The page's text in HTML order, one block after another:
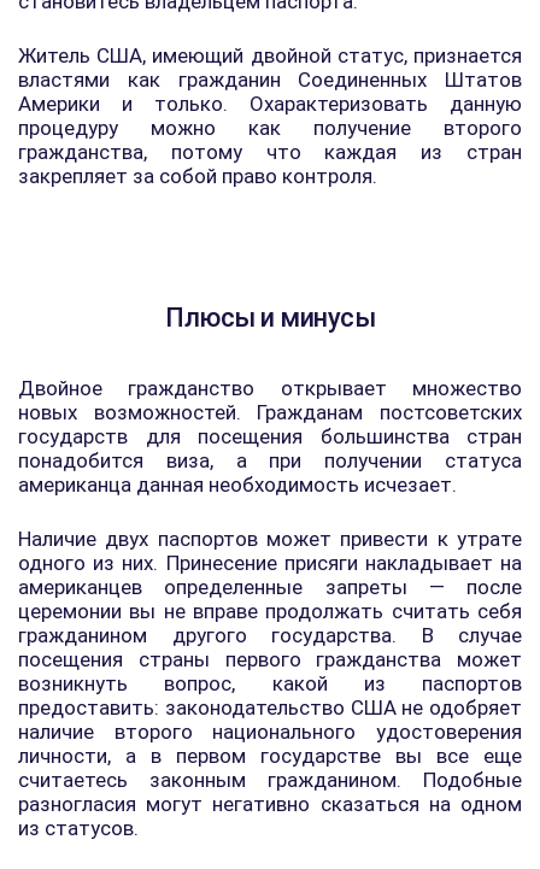
Житель США, имеющий двойной статус, признается
властями как гражданин Соединенных Штатов
Америки и только. Охарактеризовать данную
процедуру можно как получение второго
гражданства, потому что каждая из стран
закрепляет за собой право контроля.
Плюсы и минусы
Двойное гражданство открывает множество
новых возможностей. Гражданам постсоветских
государств для посещения большинства стран
понадобится виза, а при получении статуса
американца данная необходимость исчезает.
Наличие двух паспортов может привести к утрате
одного из них. Принесение присяги накладывает на
американцев определенные запреты — после
церемонии вы не вправе продолжать считать себя
гражданином другого государства. В случае
посещения страны первого гражданства может
возникнуть вопрос, какой из паспортов
предоставить: законодательство США не одобряет
наличие второго национального удостоверения
личности, а в первом государстве вы все еще
считаетесь законным гражданином. Подобные
разногласия могут негативно сказаться на одном
из статусов.